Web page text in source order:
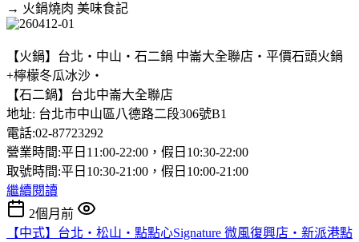
→ 火鍋燒肉 美味食記
【火鍋】台北‧中山‧石二鍋 中崙大全聯店‧平價石頭火鍋
+檸檬冬瓜冰沙‧
【石二鍋】台北中崙大全聯店
地址: 台北市中山區八德路二段306號B1
電話:02-87723292
營業時間:平日11:00-22:00，假日10:30-22:00
取號時間:平日10:30-21:00，假日10:00-21:00
繼續閱讀
2個月前
【中式】台北‧松山‧點點心Signature 微風復興店‧新派港點